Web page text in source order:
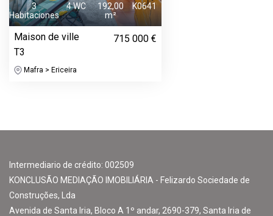
3
Habitaciones
4 WC
192,00
m²
K0641
Maison de ville
T3
715 000 €
Mafra > Ericeira
Intermediario de crédito: 002509
KONCLUSÃO MEDIAÇÃO IMOBILIÁRIA - Felizardo Sociedade de
Construções, Lda
Avenida de Santa Iria, Bloco A 1º andar, 2690-379, Santa Iria de